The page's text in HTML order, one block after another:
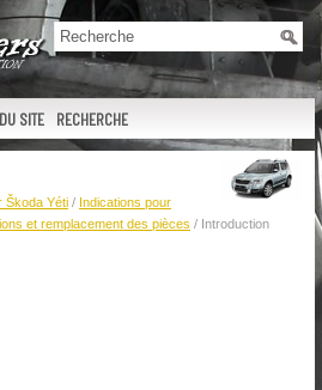
SITE RECHERCHE
Škoda Yéti / Indications pour
et remplacement des pièces / Introduction